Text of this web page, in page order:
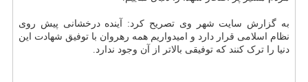
به گزارش سایت شهر وی تصریح کرد: آینده درخشانی پیش روی
نظام اسلامی قرار دارد و امیدواریم همه رهروان با توفیق شهادت این
دنیا را ترک کنند که توفیقی بالاتر از آن وجود ندارد.